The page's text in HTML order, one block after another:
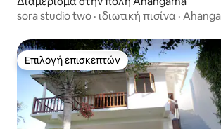
sora studio two · ιδιωτική πισίνα ·
Επιλογή επισκεπτών
Επιλογή επισκεπτών